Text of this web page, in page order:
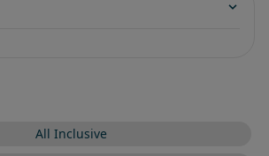
All Inclusive